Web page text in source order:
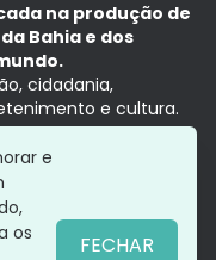
na produção de
Bahia e dos
cidadania,
e cultura.
tempo presente,
e
os
FECHAR